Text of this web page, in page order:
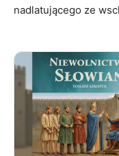
nadlatującego ze